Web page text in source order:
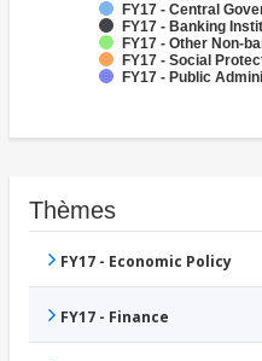
FY17 - Central
FY17 - Banking
FY17 - Other Non-
FY17 - Social
FY17 - Public
Thèmes
FY17 - Economic Policy
FY17 - Finance